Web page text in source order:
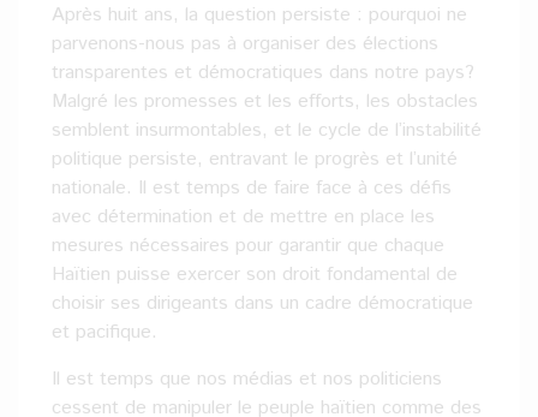
Après huit ans, la question persiste : pourquoi ne
parvenons-nous pas à organiser des élections
transparentes et démocratiques dans notre pays?
Malgré les promesses et les efforts, les obstacles
semblent insurmontables, et le cycle de l’instabilité
politique persiste, entravant le progrès et l’unité
nationale. Il est temps de faire face à ces défis
avec détermination et de mettre en place les
mesures nécessaires pour garantir que chaque
Haïtien puisse exercer son droit fondamental de
choisir ses dirigeants dans un cadre démocratique
et pacifique.
Il est temps que nos médias et nos politiciens
cessent de manipuler le peuple haïtien comme des